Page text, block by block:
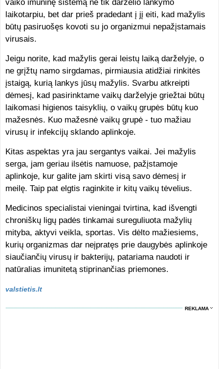
vaiko imuninę sistemą ne tik darželio lankymo
laikotarpiu, bet dar prieš pradedant į jį eiti, kad mažylis
būtų pasiruošęs kovoti su jo organizmui nepažįstamais
virusais.
Jeigu norite, kad mažylis gerai leistų laiką darželyje, o
ne grįžtų namo sirgdamas, pirmiausia atidžiai rinkitės
įstaigą, kurią lankys jūsų mažylis. Svarbu atkreipti
dėmesį, kad pasirinktame vaikų darželyje griežtai būtų
laikomasi higienos taisyklių, o vaikų grupės būtų kuo
mažesnės. Kuo mažesnė vaikų grupė - tuo mažiau
virusų ir infekcijų sklando aplinkoje.
Kitas aspektas yra jau sergantys vaikai. Jei mažylis
serga, jam geriau ilsėtis namuose, pažįstamoje
aplinkoje, kur galite jam skirti visą savo dėmesį ir
meilę. Taip pat elgtis raginkite ir kitų vaikų tėvelius.
Medicinos specialistai vieningai tvirtina, kad išvengti
chroniškų ligų padės tinkamai sureguliuota mažylių
mityba, aktyvi veikla, sportas. Vis dėlto mažiesiems,
kurių organizmas dar neįpratęs prie daugybės aplinkoje
siaučiančių virusų ir bakterijų, patariama naudoti ir
natūralias imunitetą stiprinančias priemones.
valstietis.lt
REKLAMA